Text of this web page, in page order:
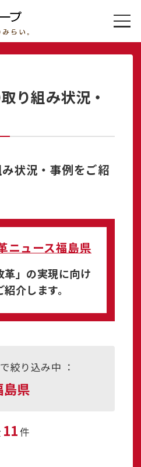
り組み状況・
状況・事例をご紹
ニュース福島県
革」の実現に向け
介します。
絞り込み中 ：
島県
11件